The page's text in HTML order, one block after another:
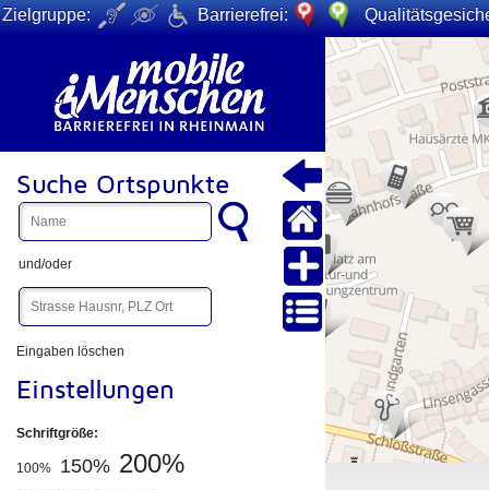
Zielgruppe: Barrierefrei:
Suche Ortspunkte
und/oder
Eingaben löschen
Einstellungen
Schriftgröße:
100% 150% 200%